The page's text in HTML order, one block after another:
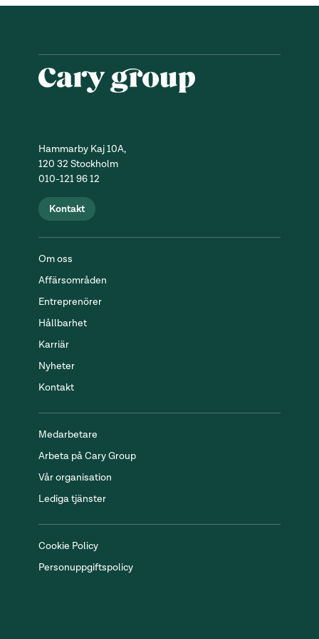
Hammarby Kaj 10A,
120 32 Stockholm
010-121 96 12
Kontakt
Om oss
Affärsområden
Entreprenörer
Hållbarhet
Karriär
Nyheter
Kontakt
Medarbetare
Arbeta på Cary Group
Vår organisation
Lediga tjänster
Cookie Policy
Personuppgiftspolicy